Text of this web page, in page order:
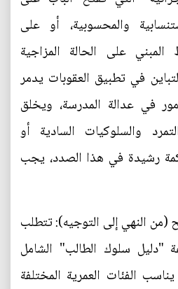
والمحسوبية، أو على
على الحالة المزاجية
في تطبيق العقوبات يدمر
في عدالة المدرسة، ويخلق
والسلوكيات السادية أو
رشيدة في هذا الصدد، يجب
(من النهي إلى التوجيه): تتطلب
"دليل سلوك الطالب" الشامل
الفئات العمرية المختلفة